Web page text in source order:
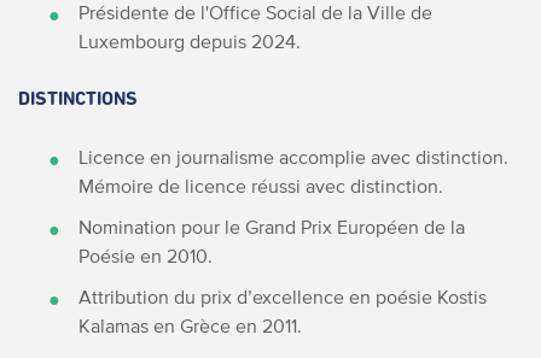
Présidente de l'Office Social de la Ville de
Luxembourg depuis 2024.
DISTINCTIONS
Licence en journalisme accomplie avec distinction.
Mémoire de licence réussi avec distinction.
Nomination pour le Grand Prix Européen de la
Poésie en 2010.
Attribution du prix d’excellence en poésie Kostis
Kalamas en Grèce en 2011.